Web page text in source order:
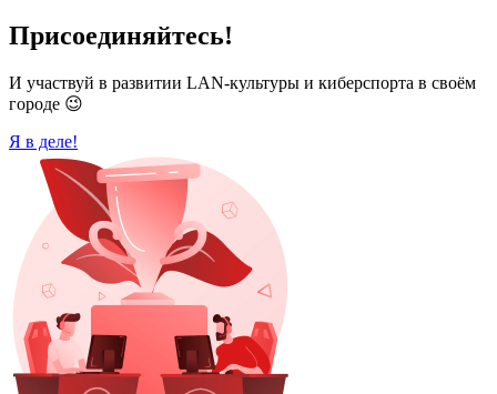
Присоединяйтесь!
И участвуй в развитии LAN-культуры и киберспорта в своём
городе 😉
Я в деле!